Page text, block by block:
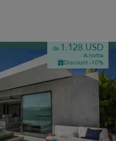
da 1.128 USD
A notte
Discount -10%